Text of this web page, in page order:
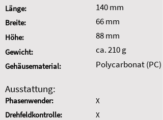
Länge:
Breite:
Höhe:
Gewicht:
Gehäusematerial:
140 mm
66 mm
88 mm
ca. 210 g
Polycarbonat (PC)
Ausstattung:
Phasenwender:
Drehfeldkontrolle:
X
X